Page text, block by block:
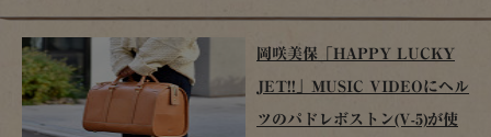
岡咲美保「HAPPY LUCKY
JET!!」MUSIC VIDEOにヘル
ツのパドレボストン(V-5)が使